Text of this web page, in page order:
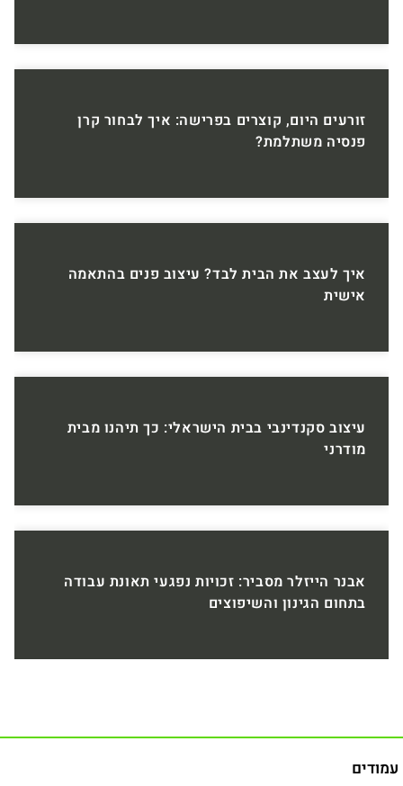
זורעים היום, קוצרים בפרישה: איך לבחור קרן
פנסיה משתלמת?
איך לעצב את הבית לבד? עיצוב פנים בהתאמה
אישית
עיצוב סקנדינבי בבית הישראלי: כך תיהנו מבית
מודרני
אבנר הייזלר מסביר: זכויות נפגעי תאונת עבודה
בתחום הגינון והשיפוצים
עמודים